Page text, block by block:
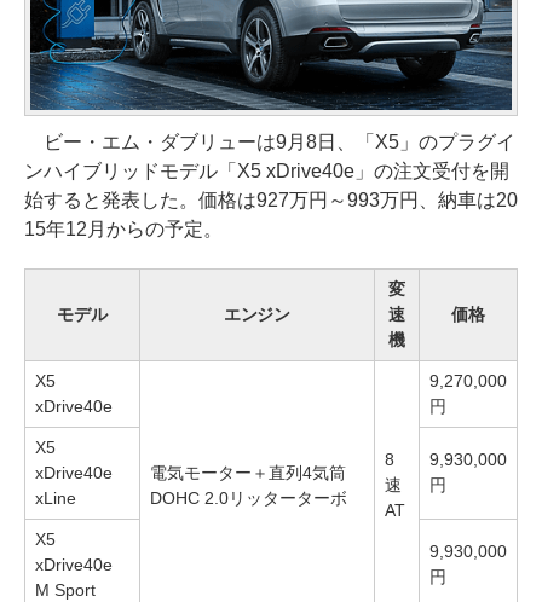
ビー・エム・ダブリューは9月8日、「X5」のプラグイ
ンハイブリッドモデル「X5 xDrive40e」の注文受付を開
始すると発表した。価格は927万円～993万円、納車は20
15年12月からの予定。
モデル エンジン
変
速
機
価格
X5
xDrive40e
電気モーター＋直列4気筒
DOHC 2.0リッターターボ
8
速
AT
9,270,000
円
X5
xDrive40e
xLine
9,930,000
円
X5
xDrive40e
M Sport
9,930,000
円